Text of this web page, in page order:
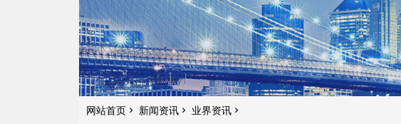
网站首页 新闻资讯 业界资讯